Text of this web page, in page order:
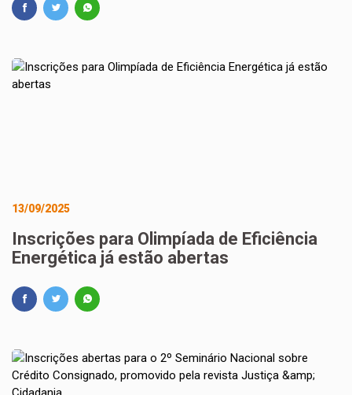
13/09/2025
Inscrições para Olimpíada de Eficiência
Energética já estão abertas